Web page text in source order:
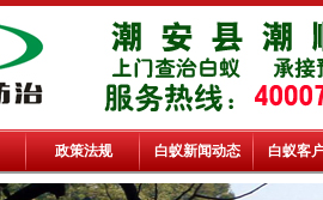
政策法规 白蚁新闻动态 白蚁客